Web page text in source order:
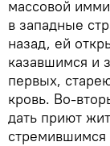
массовой
в западные
назад, ей
казавшимся и
первых,
кровь. Во-
дать приют
стремившимся